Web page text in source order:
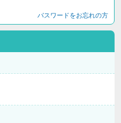
パスワードをお忘れの方